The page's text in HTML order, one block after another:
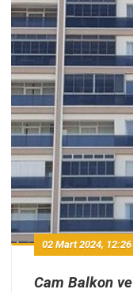
02 Mart 2024, 12:26
Cam Balkon